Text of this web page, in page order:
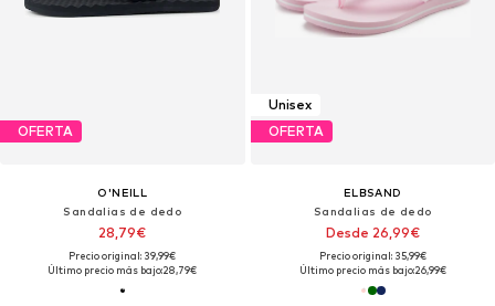
OFERTA
O'NEILL
Sandalias de dedo
28,79€
Precio original: 39,99€
Último precio más bajo:28,79€
Unisex
OFERTA
ELBSAND
Sandalias de dedo
Desde 26,99€
Precio original: 35,99€
Último precio más bajo:26,99€